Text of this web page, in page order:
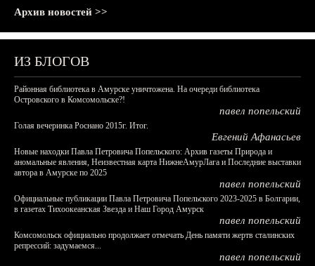
Архив новостей >>
ИЗ БЛОГОВ
Районная библиотека в Амурске уничтожена. На очереди библиотека
Островского в Комсомольске?!
павел попельский
Голая вечеринка Роснано 2015г. Итог.
Евгений Афанасьев
Новые находки Павла Петровича Попельского: Архив газеты Природа и
аномальные явления, Неизвестная карта НижнеАмурЛага и Последние выставки
автора в Амурске по 2025
павел попельский
Официальные публикации Павла Петровича Попельского 2023-2025 в Болгарии,
в газетах Тихоокеанская Звезда и Наш Город Амурск
павел попельский
Комсомольск официально продолжает отмечать День памяти жертв сталинских
репрессий: задумаемся...
павел попельский